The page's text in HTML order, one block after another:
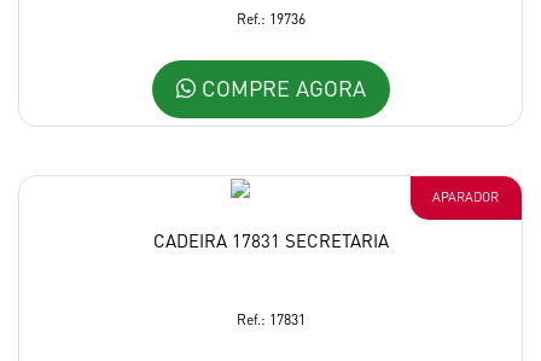
Ref.: 19736
COMPRE AGORA
APARADOR
CADEIRA 17831 SECRETARIA
Ref.: 17831